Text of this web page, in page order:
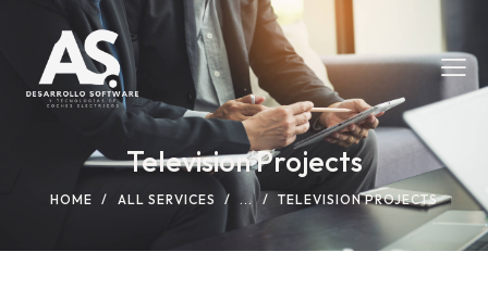
Television Projects
HOME ALL SERVICES ... TELEVISION PROJECTS